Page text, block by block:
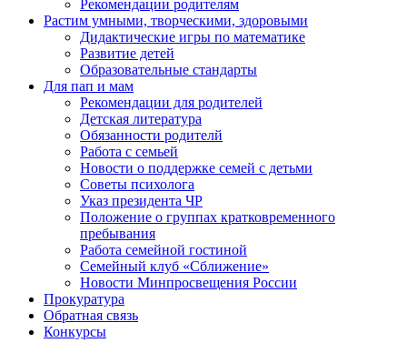
Рекомендации родителям
Растим умными, творческими, здоровыми
Дидактические игры по математике
Развитие детей
Образовательные стандарты
Для пап и мам
Рекомендации для родителей
Детская литература
Обязанности родителй
Работа с семьей
Новости о поддержке семей с детьми
Советы психолога
Указ президента ЧР
Положение о группах кратковременного
пребывания
Работа семейной гостиной
Семейный клуб «Сближение»
Новости Минпросвещения России
Прокуратура
Обратная связь
Конкурсы